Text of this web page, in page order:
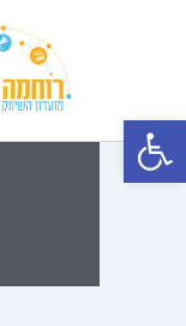
פתח סרגל נגישות